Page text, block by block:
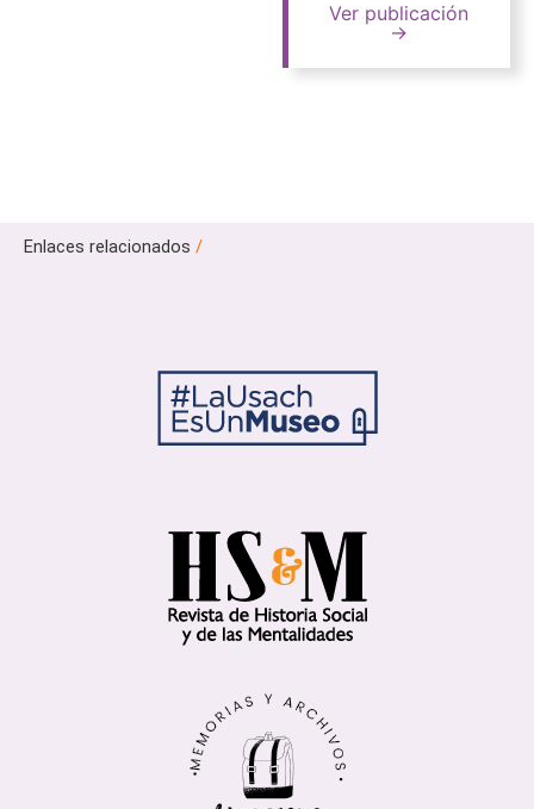
Ver publicación
→
Enlaces relacionados /